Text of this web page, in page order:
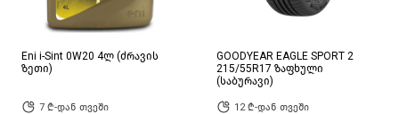
Eni i-Sint 0W20 4ლ (ძრავის
ზეთი)
7 ₾-დან თვეში
GOODYEAR EAGLE SPORT 2
215/55R17 ზაფხული
(საბურავი)
12 ₾-დან თვეში